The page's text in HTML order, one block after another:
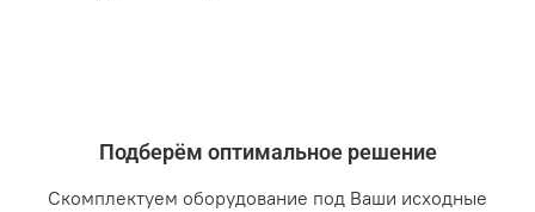
Подберём оптимальное решение
Скомплектуем оборудование под Ваши исходные